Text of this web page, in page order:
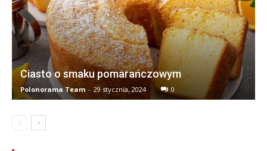
Ciasto o smaku pomarańczowym
Polonorama Team - 29 stycznia, 2024 0